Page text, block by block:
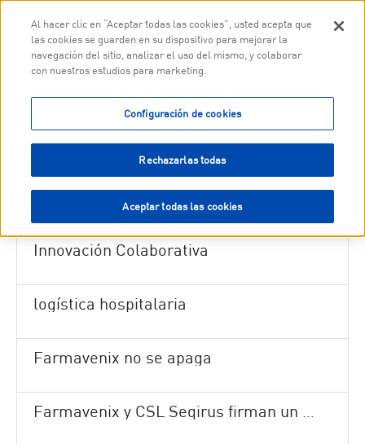
Logística Canarias junto a Kern Pharma
Campaña de la Gripe 2025
Innovación Colaborativa
logística hospitalaria
Farmavenix no se apaga
Farmavenix y CSL Seqirus firman un nuevo contrato de cinco años para la distribución de la vacuna de la gripe en España
Al hacer clic en “Aceptar todas las cookies”, usted acepta que
las cookies se guarden en su dispositivo para mejorar la
navegación del sitio, analizar el uso del mismo, y colaborar
con nuestros estudios para marketing.
Configuración de cookies
Rechazarlas todas
Aceptar todas las cookies